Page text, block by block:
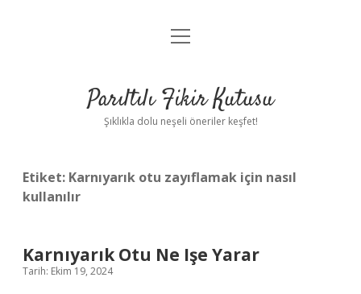
Anasayfa
Yasal Uyarı
menüyü
Parıltılı Fikir Kutusu
Şıklıkla dolu neşeli öneriler keşfet!
Etiket: Karnıyarık otu zayıflamak için nasıl
kullanılır
Karnıyarık Otu Ne Işe Yarar
Tarih: Ekim 19, 2024